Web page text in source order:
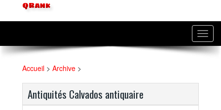
QRank
Accueil > Archive >
Antiquités Calvados antiquaire